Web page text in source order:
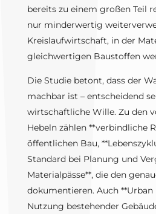
bereits zu einem großen Teil
nur minderwertig
Kreislaufwirtschaft, in der
gleichwertigen Baustoffen
Die Studie betont, dass der
machbar ist – entscheidend
wirtschaftliche Wille. Zu den
Hebeln zählen **verbindliche
öffentlichen Bau,
Standard bei Planung und
Materialpässe**, die den
dokumentieren. Auch **Urban
Nutzung bestehender